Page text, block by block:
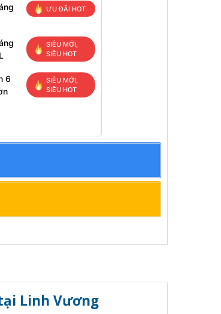
ƯU ĐÃI HOT
SIÊU MỚI,
SIÊU HOT
6
SIÊU MỚI,
SIÊU HOT
Linh Vương